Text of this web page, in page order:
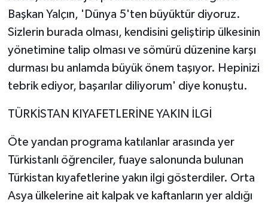
Başkan Yalçın, 'Dünya 5'ten büyüktür diyoruz.
Sizlerin burada olması, kendisini geliştirip ülkesinin
yönetimine talip olması ve sömürü düzenine karşı
durması bu anlamda büyük önem taşıyor. Hepinizi
tebrik ediyor, başarılar diliyorum' diye konuştu.
TÜRKİSTAN KIYAFETLERİNE YAKIN İLGİ
Öte yandan programa katılanlar arasında yer
Türkistanlı öğrenciler, fuaye salonunda bulunan
Türkistan kıyafetlerine yakın ilgi gösterdiler. Orta
Asya ülkelerine ait kalpak ve kaftanların yer aldığı